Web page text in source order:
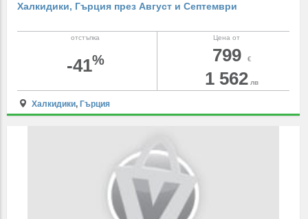
Халкидики, Гърция през Август и Септември
Цена от
799 €
1 562 лв
отстъпка
-41%
Халкидики, Гърция